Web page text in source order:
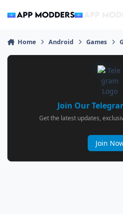
Home Android Games
Join Our
Get the latest updates,
Join